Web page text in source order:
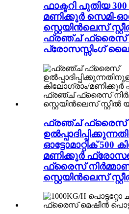
ഫാക്ടറി പുതിയ
മണിക്കൂർ സെമി-
സ്റ്റെയിൻലെസ്
ഫ്രഞ്ച് ഫ്രൈസ്
പ്രോസസ്സിംഗ്
ഫ്രഞ്ച് ഫ്രൈസ്
ഓട്ടോമാറ്റിക് 500
മണിക്കൂർ
ഫ്രൈസ് നിർമ്മാണ
സ്റ്റെയിൻലെസ്